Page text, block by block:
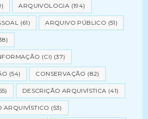
ARQUIVOLOGIA (194)
(61) ARQUIVO PÚBLICO (51)
(CI) (37)
(54) CONSERVAÇÃO (82)
DESCRIÇÃO ARQUIVÍSTICA (41)
ARQUIVÍSTICO (53)